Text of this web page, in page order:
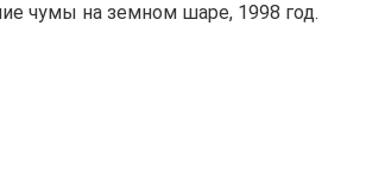
чумы на земном шаре, 1998 год.